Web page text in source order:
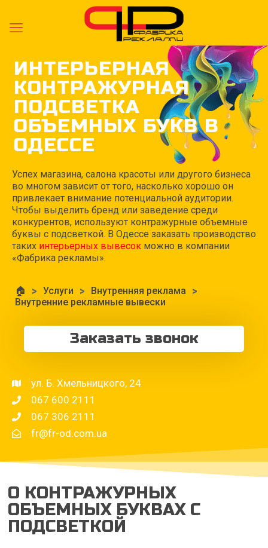
ИНТЕРЬЕРНАЯ
КОНТРАЖУРНАЯ
ПОДСВЕТКА
ОБЪЕМНЫХ БУКВ В
ОДЕССЕ
Успех магазина, салона красоты или другого бизнеса
во многом зависит от того, насколько хорошо он
привлекает внимание потенциальной аудитории.
Чтобы выделить бренд или заведение среди
конкурентов, используют контражурные объемные
буквы с подсветкой. В Одессе заказать производство
таких интерьерных вывесок можно в компании
«Фабрика рекламы».
🏠 > Услуги > Внутренняя реклама
>
Внутренние рекламные вывески
Заказать звонок
ул. Б. Хмельницкого, 24
067 600 2111
067 306 2111
fr@fr-od.com.ua
О КОНТРАЖУРНЫХ
ОБЪЕМНЫХ БУКВАХ С
ПОДСВЕТКОЙ